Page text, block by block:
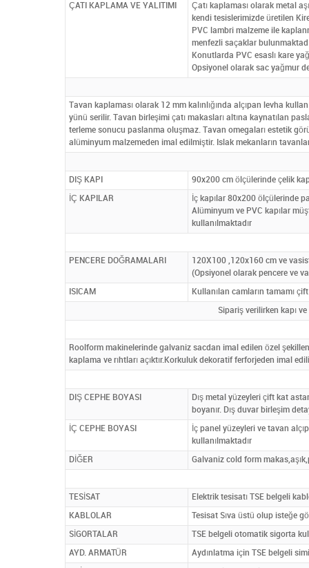
ÇATI KAPLAMA VE YALITIMI
Çatı kaplaması olarak metal
kendi tesislerimizde üretilen
PVC lambri malzeme ile
menfezli saçaklar
Konutlarda PVC esaslı kare
Opsiyonel olarak sac yağmur
Tavan kaplaması olarak 12 mm kalınlığında alçıpan levha
yünü serilir. Tavan birleşimi çatı makasları altına kaynatılan
terleme sonucu paslanma oluşmaz. Tavan omegaları estetik
alüminyum malzemeden imal edilmiştir. Islak mekanların
DIŞ KAPI 90x200 cm ölçülerinde çelik
İÇ KAPILAR
İç kapılar 80x200 ölçülerinde
Alüminyum ve PVC kapılar
kullanılmaktadır
PENCERE DOĞRAMALARI
120X100 ,120x160 cm ve
(Opsiyonel olarak pencere ve
ISICAM Kullanılan camların tamamı
Sipariş verilirken kapı
Roolform makinelerinde galvaniz sacdan imal edilen özel
kaplama ve rıhtları açıktır.Korkuluk dekoratif ferforjeden imal
DIŞ CEPHE BOYASI
Dış metal yüzeyleri çift kat
boyanır. Dış duvar birleşim
İÇ CEPHE BOYASI
İç panel yüzeyleri ve tavan
kullanılmaktadır
DİĞER Galvaniz cold form
TESİSAT Elektrik tesisatı TSE belgeli
KABLOLAR Tesisat Sıva üstü olup isteğe
SİGORTALAR TSE belgeli otomatik sigorta
AYD. ARMATÜR Aydınlatma için TSE belgeli